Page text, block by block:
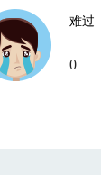
难过
0